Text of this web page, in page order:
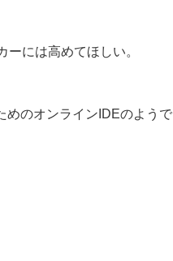
には高めてほしい。
めのオンラインIDEのようで